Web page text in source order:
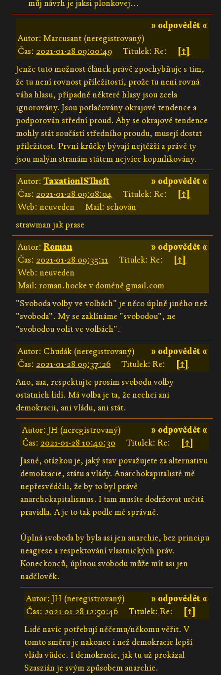
můj návrh je jaksi plonkovej...
» odpovědět «
Autor: Marcusant (neregistrovaný)
Čas: 2021-01-28 09:00:49 Titulek: Re:
[↑]
Jenže tuto možnost článek právě zpochybňuje s tím,
že tu není rovnost příležitostí, prože tu není rovná
váha hlasu, případně některé hlasy jsou zcela
ignorovány. Jsou potlačovány okrajové tendence a
podporován střední proud. Aby se okrajové tendence
mohly stát součástí středního proudu, musejí dostat
příležitost. První krůčky bývají nejtěžší a právě ty
jsou malým stranám státem nejvíce kopmlikovány.
» odpovědět «
Autor:TaxationISTheft
Čas: 2021-01-28 09:08:04 Titulek: Re:
[↑]
Web: neuveden
Mail: schován
strawman jak prase
» odpovědět «
Autor:Roman
Čas: 2021-01-28 09:35:11 Titulek: Re:
[↑]
Web: neuveden
Mail: roman.hocke v doméně gmail.com
"Svoboda volby ve volbách" je něco úplně jiného než
"svoboda". My se zaklínáme "svobodou", ne
"svobodou volit ve volbách".
» odpovědět «
Autor: Chudák (neregistrovaný)
Čas: 2021-01-28 09:37:26 Titulek: Re:
[↑]
Ano, aaa, respektujte prosím svobodu volby
ostatních lidí. Má volba je ta, že nechci ani
demokracii, ani vládu, ani stát.
» odpovědět «
Autor: JH (neregistrovaný)
Čas: 2021-01-28 10:40:30 Titulek: Re:
[↑]
Jasné, otázkou je, jaký stav považujete za alternativu
demokracie, státu a vlády. Anarchokapitalisté mě
nepřesvědčili, že by to byl právě
anarchokapitalismus. I tam musíte dodržovat určitá
pravidla. A je to tak podle mě správně.
Úplná svoboda by byla asi jen anarchie, bez principu
neagrese a respektování vlastnických práv.
Koneckonců, úplnou svobodu může mít asi jen
nadčlověk.
» odpovědět «
Autor: JH (neregistrovaný)
Čas: 2021-01-28 12:50:46 Titulek: Re:
[↑]
Lidé navíc potřebují něčemu/někomu věřit. V
tomto směru je nakonec i než demokracie lepší
vláda vůdce. I demokracie, jak tu už prokázal
Szaszián je svým způsobem anarchie.